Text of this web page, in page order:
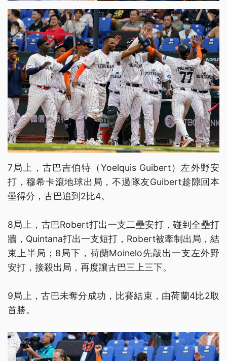
7局上，古巴吉伯特（Yoelquis Guibert）左外野安
打，穆希卡滾地球出局，不過隊友Guibert趁隙回本
壘得分，古巴追到2比4。
8局上，古巴Robert打出一支二壘安打，碰到全壘打
牆，Quintana打出一支短打，Robert被牽制出局，結
束上半局；8局下，荷蘭Moinelo先敲出一支左外野
安打，接殺出局，再度讓古巴三上三下。
9局上，古巴未奪分成功，比賽結束，由荷蘭4比2取
首勝。